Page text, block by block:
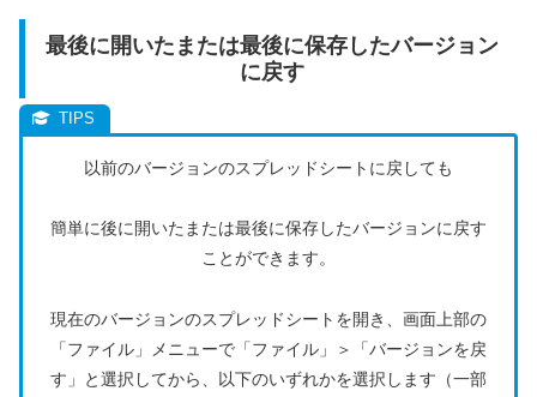
最後に開いたまたは最後に保存したバージョン
に戻す
以前のバージョンのスプレッドシートに戻しても
簡単に後に開いたまたは最後に保存したバージョンに戻す
ことができます。
現在のバージョンのスプレッドシートを開き、画面上部の
「ファイル」メニューで「ファイル」＞「バージョンを戻
す」と選択してから、以下のいずれかを選択します（一部